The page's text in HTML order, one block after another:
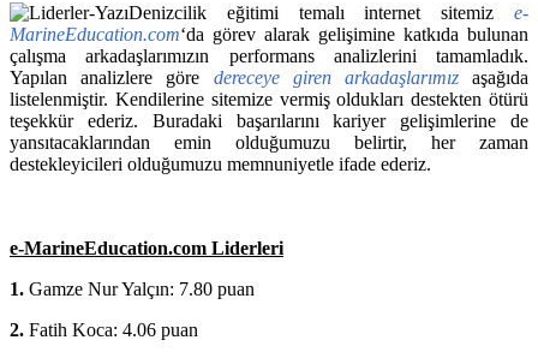
Denizcilik eğitimi temalı internet sitemiz e-
MarineEducation.com‘da görev alarak gelişimine katkıda bulunan
çalışma arkadaşlarımızın performans analizlerini tamamladık.
Yapılan analizlere göre dereceye giren arkadaşlarımızaşağıda
listelenmiştir. Kendilerine sitemize vermiş oldukları destekten ötürü
teşekkür ederiz. Buradaki başarılarını kariyer gelişimlerine de
yansıtacaklarından emin olduğumuzu belirtir, her zaman
destekleyicileri olduğumuzu memnuniyetle ifade ederiz.
e-MarineEducation.com Liderleri
1. Gamze Nur Yalçın: 7.80 puan
2. Fatih Koca: 4.06 puan